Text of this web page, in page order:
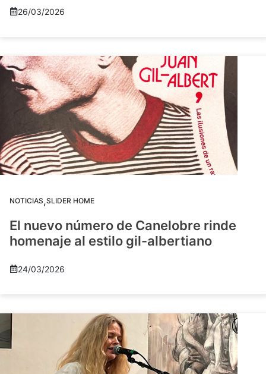
26/03/2026
NOTICIAS,SLIDER HOME
El nuevo número de Canelobre rinde
homenaje al estilo gil-albertiano
24/03/2026